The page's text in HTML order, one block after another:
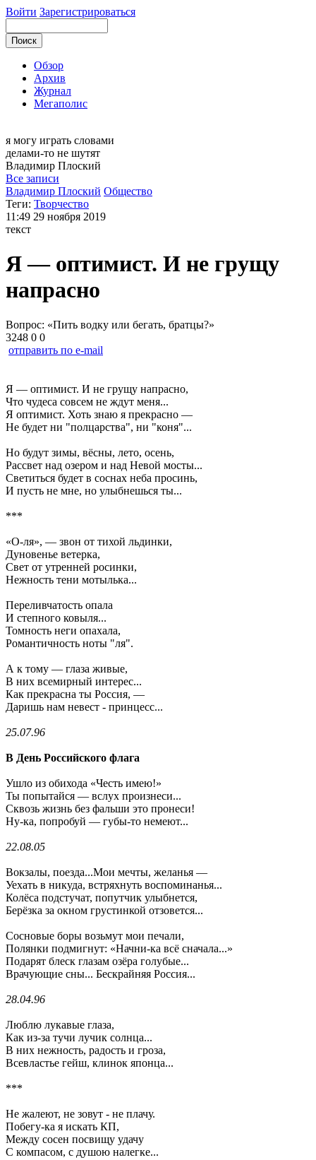
Войти Зарегистрироваться
Обзор
Архив
Журнал
Мегаполис
я могу играть словами
делами-то не шутят
Владимир Плоский
Все записи
Владимир Плоский Общество
Теги: Творчество
11:49 29 ноября 2019
текст
Я — оптимист. И не грущу
напрасно
Вопрос: «Пить водку или бегать, братцы?»
3248 0 0
отправить по e-mail
Я — оптимист. И не грущу напрасно,
Что чудеса совсем не ждут меня...
Я оптимист. Хоть знаю я прекрасно —
Не будет ни "полцарства", ни "коня"...
Но будут зимы, вёсны, лето, осень,
Рассвет над озером и над Невой мосты...
Светиться будет в соснах неба просинь,
И пусть не мне, но улыбнешься ты...
***
«О-ля», — звон от тихой льдинки,
Дуновенье ветерка,
Свет от утренней росинки,
Нежность тени мотылька...
Переливчатость опала
И степного ковыля...
Томность неги опахала,
Романтичность ноты "ля".
А к тому — глаза живые,
В них всемирный интерес...
Как прекрасна ты Россия, —
Даришь нам невест - принцесс...
25.07.96
В День Российского флага
Ушло из обихода «Честь имею!»
Ты попытайся — вслух произнеси...
Сквозь жизнь без фальши это пронеси!
Ну-ка, попробуй — губы-то немеют...
22.08.05
Вокзалы, поезда...Мои мечты, желанья —
Уехать в никуда, встряхнуть воспоминанья...
Колёса подстучат, попутчик улыбнется,
Берёзка за окном грустинкой отзовется...
Сосновые боры возьмут мои печали,
Полянки подмигнут: «Начни-ка всё сначала...»
Подарят блеск глазам озёра голубые...
Врачующие сны... Бескрайняя Россия...
28.04.96
Люблю лукавые глаза,
Как из-за тучи лучик солнца...
В них нежность, радость и гроза,
Всевластье гейш, клинок японца...
***
Не жалеют, не зовут - не плачу.
Побегу-ка я искать КП,
Между сосен посвищу удачу
С компасом, с душою налегке...